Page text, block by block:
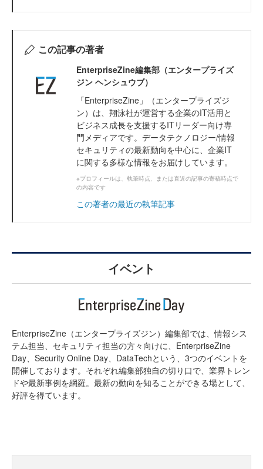
この記事の著者
EnterpriseZine編集部（エンタープライズ
ジン ヘンシュウブ）
「EnterpriseZine」（エンタープライズジ
ン）は、翔泳社が運営する企業のIT活用と
ビジネス成長を支援するITリーダー向け専
門メディアです。データテクノロジー/情報
セキュリティの最新動向を中心に、企業IT
に関する多様な情報をお届けしています。
※プロフィールは、執筆時点、または直近の記事の寄稿時点で
の内容です
この著者の最近の執筆記事
イベント
EnterpriseZine（エンタープライズジン）編集部では、情報シス
テム担当、セキュリティ担当の方々向けに、EnterpriseZine
Day、Security Online Day、DataTechという、3つのイベントを
開催しております。それぞれ編集部独自の切り口で、業界トレン
ドや最新事例を網羅。最新の動向を知ることができる場として、
好評を得ています。